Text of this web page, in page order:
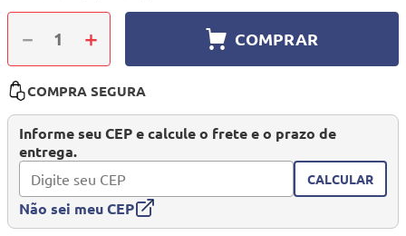
＋
－ COMPRAR
COMPRA SEGURA
Informe seu CEP e calcule o frete e o prazo de
entrega.
CALCULAR
Não sei meu CEP
10
mesa dobrável notebook